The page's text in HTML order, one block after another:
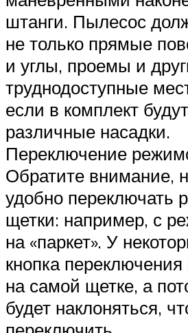
штанги. Пылесос
не только прямые
и углы, проемы и
труднодоступные
если в комплект
различные насадки.
Переключение
Обратите внимание,
удобно переключать
щетки: например, с
на «паркет». У
кнопка
на самой щетке, а
будет наклоняться,